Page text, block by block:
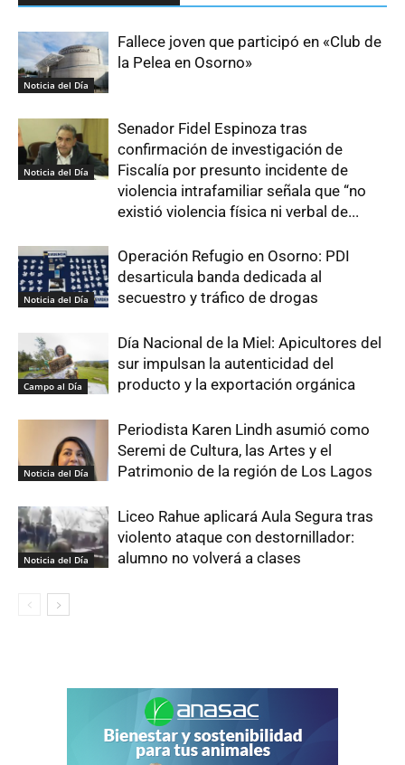
Noticia del Día
Fallece joven que participó en «Club de
la Pelea en Osorno»
Noticia del Día
Senador Fidel Espinoza tras
confirmación de investigación de
Fiscalía por presunto incidente de
violencia intrafamiliar señala que “no
existió violencia física ni verbal de...
Noticia del Día
Operación Refugio en Osorno: PDI
desarticula banda dedicada al
secuestro y tráfico de drogas
Campo al Día
Día Nacional de la Miel: Apicultores del
sur impulsan la autenticidad del
producto y la exportación orgánica
Noticia del Día
Periodista Karen Lindh asumió como
Seremi de Cultura, las Artes y el
Patrimonio de la región de Los Lagos
Noticia del Día
Liceo Rahue aplicará Aula Segura tras
violento ataque con destornillador:
alumno no volverá a clases